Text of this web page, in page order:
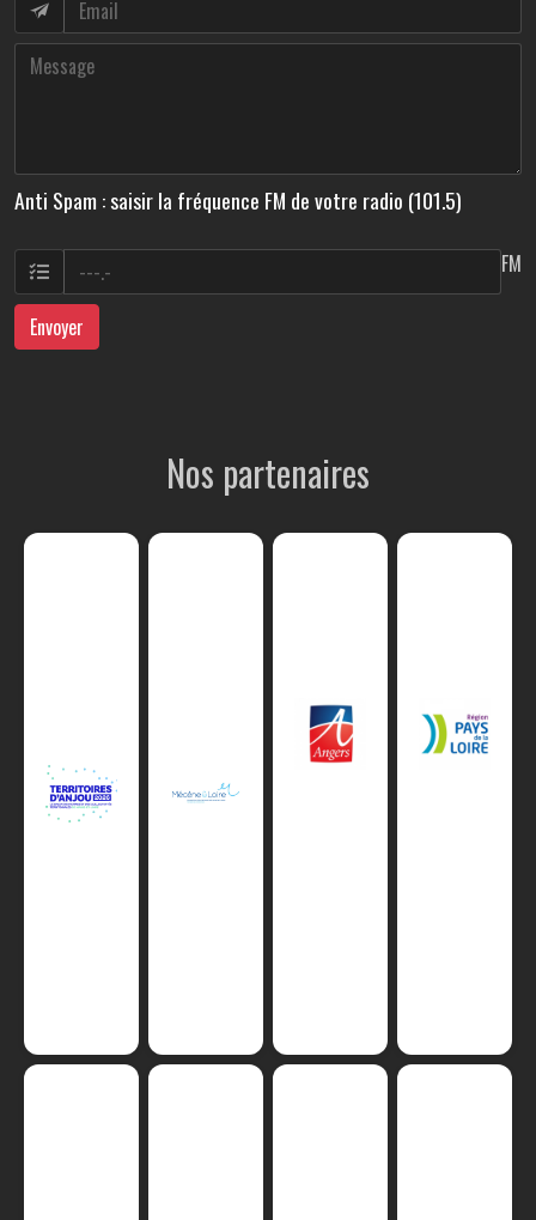
Anti Spam : saisir la fréquence FM de votre radio (101.5)
FM
Envoyer
Nos partenaires